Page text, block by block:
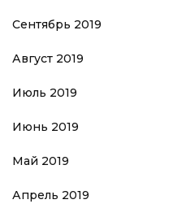
Сентябрь 2019
Август 2019
Июль 2019
Июнь 2019
Май 2019
Апрель 2019